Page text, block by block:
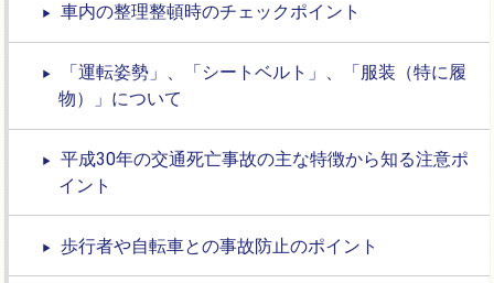
車内の整理整頓時のチェックポイント
「運転姿勢」、「シートベルト」、「服装（特に履
物）」について
平成30年の交通死亡事故の主な特徴から知る注意ポ
イント
歩行者や自転車との事故防止のポイント